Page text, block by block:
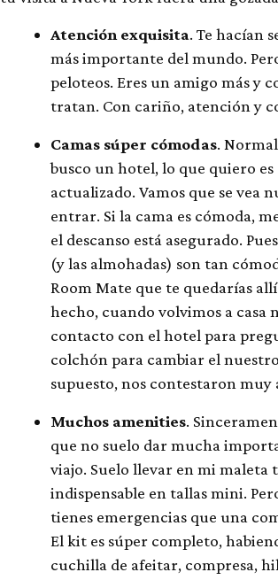
Atención exquisita. Te hacían
más importante del mundo.
peloteos. Eres un amigo más y
tratan. Con cariño, atención y
Camas súper cómodas.
busco un hotel, lo que quiero
actualizado. Vamos que se vea
entrar. Si la cama es cómoda,
el descanso está asegurado.
(y las almohadas) son tan
Room Mate que te quedarías
hecho, cuando volvimos a casa
contacto con el hotel para
colchón para cambiar el
supuesto, nos contestaron muy
Muchos amenities.
que no suelo dar mucha
viajo. Suelo llevar en mi maleta
indispensable en tallas mini.
tienes emergencias que una
El kit es súper completo,
cuchilla de afeitar, compresa,